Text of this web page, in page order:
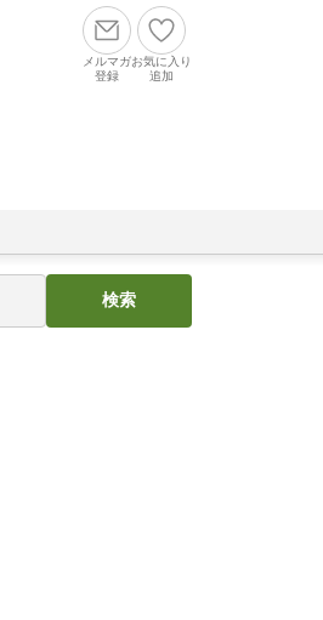
メルマガ
登録
お気に入り
追加
検索